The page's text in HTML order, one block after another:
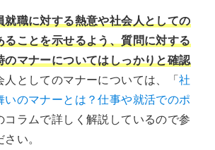
就職に対する熱意や社会人としての
ることを示せるよう、質問に対する
のマナーについてはしっかりと確認
人としてのマナーについては、「社
いのマナーとは？仕事や就活でのポ
コラムで詳しく解説しているので参
い。